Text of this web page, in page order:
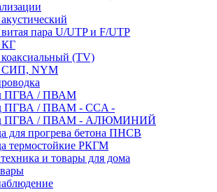
пара U/UTP и F/UTP
КГ
(TV)
СИП, NYM
ПГВА / ПВАМ
ПГВА / ПВАМ - CCA -
ПГВА / ПВАМ - АЛЮМИНИЙ
для прогрева бетона ПНСВ
термостойкие РКГМ
и товары для дома